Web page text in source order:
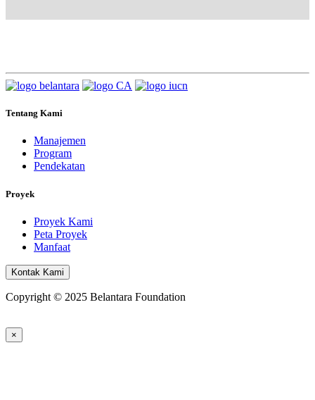
Tentang Kami
Manajemen
Program
Pendekatan
Proyek
Proyek Kami
Peta Proyek
Manfaat
Kontak Kami
Copyright © 2025 Belantara Foundation
×